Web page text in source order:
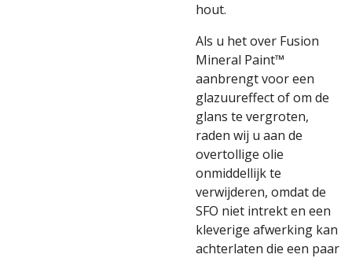
hout.
Als u het over Fusion
Mineral Paint™
aanbrengt voor een
glazuureffect of om de
glans te vergroten,
raden wij u aan de
overtollige olie
onmiddellijk te
verwijderen, omdat de
SFO niet intrekt en een
kleverige afwerking kan
achterlaten die een paar